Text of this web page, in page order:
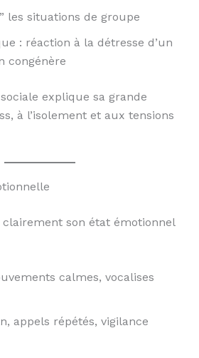
les situations de groupe
: réaction à la détresse d’un
congénère
explique sa grande
à l’isolement et aux tensions
son état émotionnel
calmes, vocalises
appels répétés, vigilance